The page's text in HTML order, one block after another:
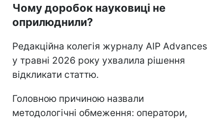
Чому доробок науковиці не
оприлюднили?
Редакційна колегія журналу AIP Advances
у травні 2026 року ухвалила рішення
відкликати статтю.
Головною причиною назвали
методологічні обмеження: оператори,